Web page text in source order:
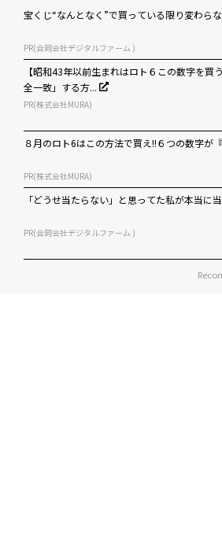
宝くじ“なんとなく”で買っている限り変わら
PR(合同会社デジタルファーム )
【昭和43年以前生まれはロト６この数字を買
全一致」する方...
PR(株式会社MURA)
８月のロト6はこの方法で買え!!６つの数字が
PR(株式会社MURA)
「どうせ当たらない」と思ってた私が本当に
PR(合同会社デジタルファーム )